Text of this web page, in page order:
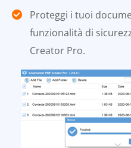
Proteggi i tuoi
funzionalità di
Creator Pro.